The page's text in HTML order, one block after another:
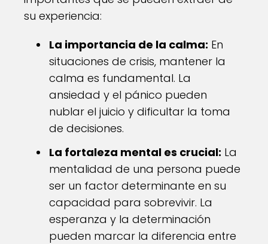
su experiencia:
La importancia de la calma: En
situaciones de crisis, mantener la
calma es fundamental. La
ansiedad y el pánico pueden
nublar el juicio y dificultar la toma
de decisiones.
La fortaleza mental es crucial: La
mentalidad de una persona puede
ser un factor determinante en su
capacidad para sobrevivir. La
esperanza y la determinación
pueden marcar la diferencia entre